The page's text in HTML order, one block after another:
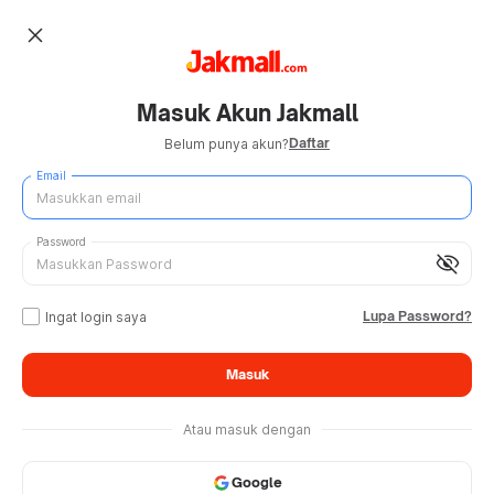
close
Masuk Akun Jakmall
Belum punya akun?Daftar
Email
visibility_off
Password
Ingat login saya Lupa Password?
Masuk
Atau masuk dengan
Google